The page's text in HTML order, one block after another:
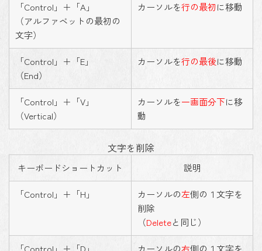
「Control」＋「A」
（アルファベットの最初の
文字）
カーソルを行の最初に移動
「Control」＋「E」
（End）
カーソルを行の最後に移動
「Control」＋「V」
（Vertical）
カーソルを一画面分下に移
動
文字を削除
キーボードショートカット 説明
「Control」＋「H」 カーソルの左側の１文字を
削除
（Deleteと同じ）
「Control」＋「D」 カーソルの右側の１文字を